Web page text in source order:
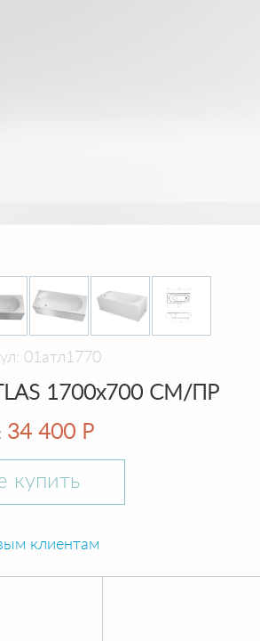
01атл1770
1700х700 СМ/ПР
34 400 Р
купить
клиентам